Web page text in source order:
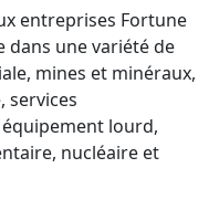
entreprises Fortune
dans une variété de
mines et minéraux,
services
lourd,
nucléaire et